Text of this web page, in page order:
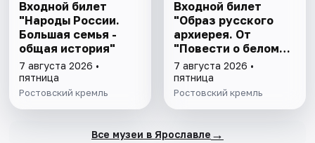
Входной билет
"Народы России.
Большая семья -
общая история"
7 августа 2026 •
пятница
Ростовский кремль
Входной билет
"Образ русского
архиерея. От
"Повести о белом
клобуке" до
восстановления
патриаршества"
7 августа 2026 •
пятница
Ростовский кремль
Все музеи в Ярославле →